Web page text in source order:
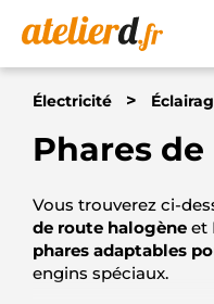
Électricité >
Phares
Vous trouverez ci-
de route halogène et
phares adaptables
engins spéciaux.